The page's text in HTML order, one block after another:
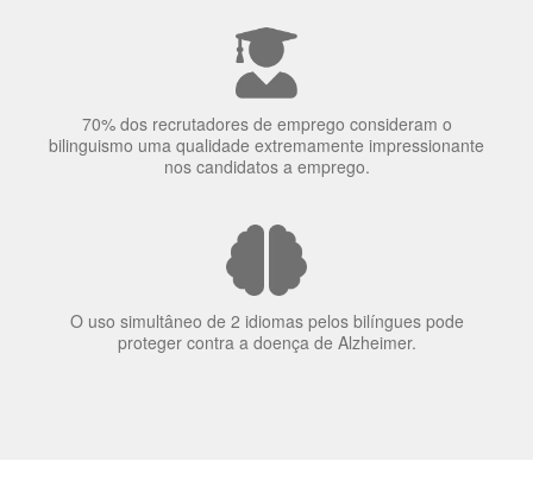
elas veem o mundo
70% dos recrutadores de emprego consideram o
nos candidatos a emprego.